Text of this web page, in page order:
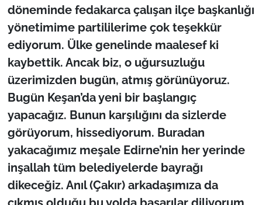
döneminde fedakarca çalışan ilçe başkanlığı
yönetimime partililerime çok teşekkür
ediyorum. Ülke genelinde maalesef ki
kaybettik. Ancak biz, o uğursuzluğu
üzerimizden bugün, atmış görünüyoruz.
Bugün Keşan’da yeni bir başlangıç
yapacağız. Bunun karşılığını da sizlerde
görüyorum, hissediyorum. Buradan
yakacağımız meşale Edirne’nin her yerinde
inşallah tüm belediyelerde bayrağı
dikeceğiz. Anıl (Çakır) arkadaşımıza da